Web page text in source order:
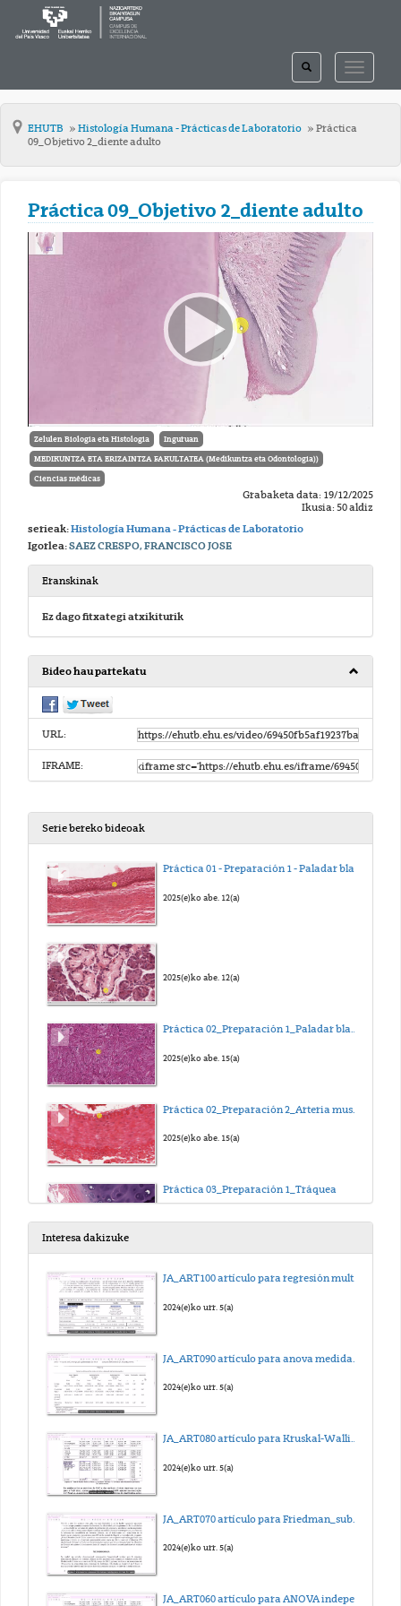
TOGGLE
TOGGLE
SEARCH
EHUTB Histología Humana - Prácticas de Laboratorio
Práctica
09_Objetivo 2_diente adulto
Práctica 09_Objetivo 2_diente adulto
Zelulen Biologia eta Histologia Inguruan
MEDIKUNTZA ETA ERIZAINTZA FAKULTATEA (Medikuntza eta Odontologia))
Ciencias médicas
Grabaketa data: 19/12/2025
Ikusia: 50 aldiz
serieak:Histología Humana - Prácticas de Laboratorio
Igorlea:SAEZ CRESPO, FRANCISCO JOSE
Eranskinak
Ez dago fitxategi atxikiturik
Bideo hau partekatu
URL:
IFRAME:
Serie bereko bideoak
2025(e)ko abe. 12(a)
2025(e)ko abe. 12(a)
Práctica 02_Preparación 1_Paladar blando de conejo
2025(e)ko abe. 15(a)
2025(e)ko abe. 15(a)
Práctica 03_Preparación 1_Tráquea
Interesa dakizuke
JA_ART100 artículo para regresión multilineal_sub_eus
2024(e)ko urr. 5(a)
2024(e)ko urr. 5(a)
JA_ART080 artículo para Kruskal-Wallis_sub_eus
2024(e)ko urr. 5(a)
2024(e)ko urr. 5(a)